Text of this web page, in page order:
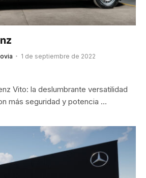
1 de septiembre de 2022
Vito: la deslumbrante versatilidad
más seguridad y potencia …